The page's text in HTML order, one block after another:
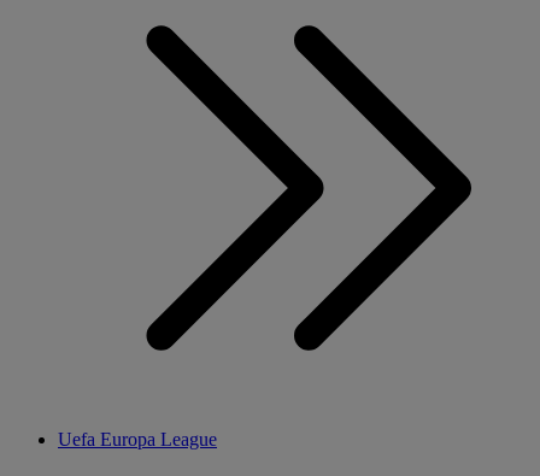
Uefa Europa League